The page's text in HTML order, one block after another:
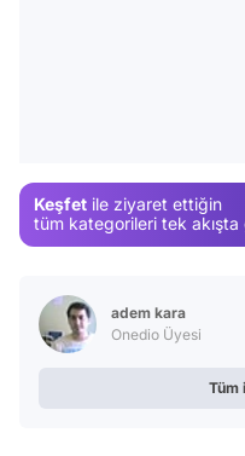
Keşfet ile ziyaret ettiğin
tüm kategorileri tek akışta
adem kara
Onedio Üyesi
Tüm